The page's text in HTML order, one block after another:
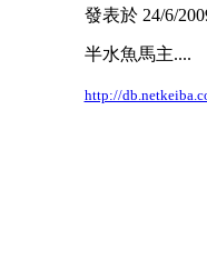
發表於 24/6/
半水魚馬主....
http://